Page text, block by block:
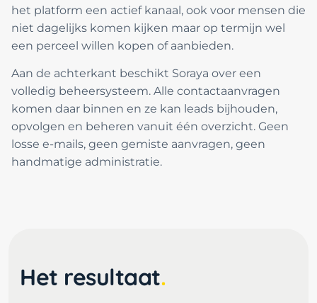
het platform een actief kanaal, ook voor mensen die
niet dagelijks komen kijken maar op termijn wel
een perceel willen kopen of aanbieden.
Aan de achterkant beschikt Soraya over een
volledig beheersysteem. Alle contactaanvragen
komen daar binnen en ze kan leads bijhouden,
opvolgen en beheren vanuit één overzicht. Geen
losse e-mails, geen gemiste aanvragen, geen
handmatige administratie.
Het resultaat